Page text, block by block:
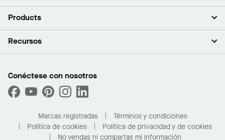
Acerca de nosotros
Sala de prensa
Sustentabilidad
¿Cuáles son mis opciones de compra?
Products
Plafones
Capacidades personalizadas
Desempeño
Recursos
Buscar un distribuidor
Solicitar muestras
Compre en línea con Kanopi
Para el hogar
Conéctese con nosotros
Marcas registradas
Términos y condiciones
Política de cookies
Política de privacidad y de cookies
No vendas ni compartas mi información